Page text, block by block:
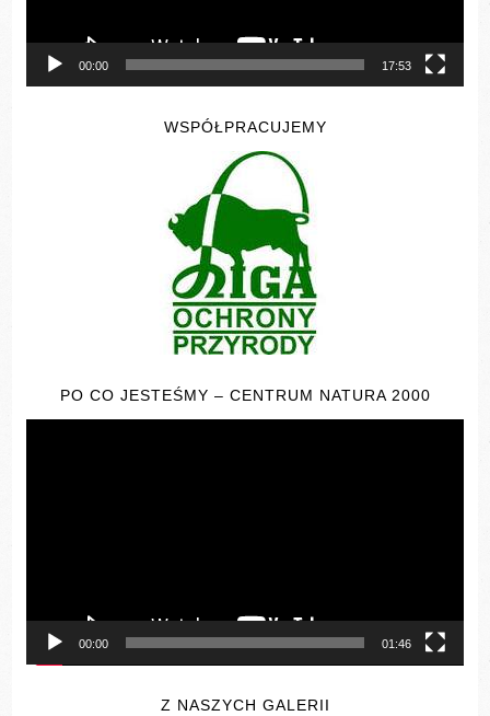
00:00 17:53
WSPÓŁPRACUJEMY
PO CO JESTEŚMY – CENTRUM NATURA 2000
00:00 01:46
Z NASZYCH GALERII